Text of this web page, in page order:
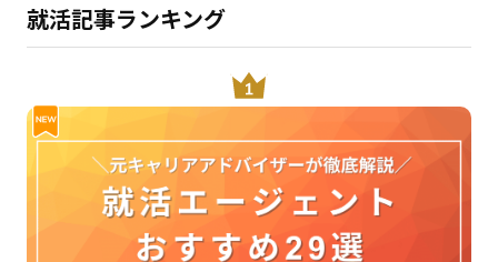
就活記事ランキング